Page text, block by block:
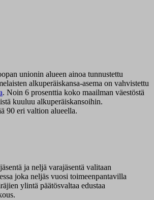
unionin alueen ainoa tunnustettu
alkuperäiskansa-asema on vahvistettu
. Noin 6 prosenttia koko maailman väestöstä
kuuluu alkuperäiskansoihin.
90 eri valtion alueella.
ja neljä varajäsentä valitaan
joka neljäs vuosi toimeenpantavilla
ylintä päätösvaltaa edustaa